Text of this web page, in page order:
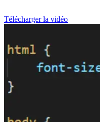
Télécharger la vidéo